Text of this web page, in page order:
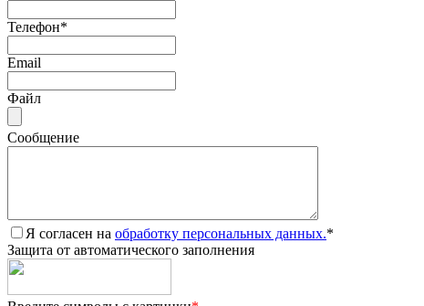
Телефон*
Email
Файл
Сообщение
Я согласен на обработку персональных данных.*
Защита от автоматического заполнения